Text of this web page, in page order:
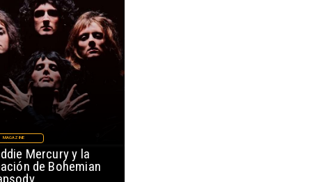
Mercury y la
de Bohemian
MAGAZINE